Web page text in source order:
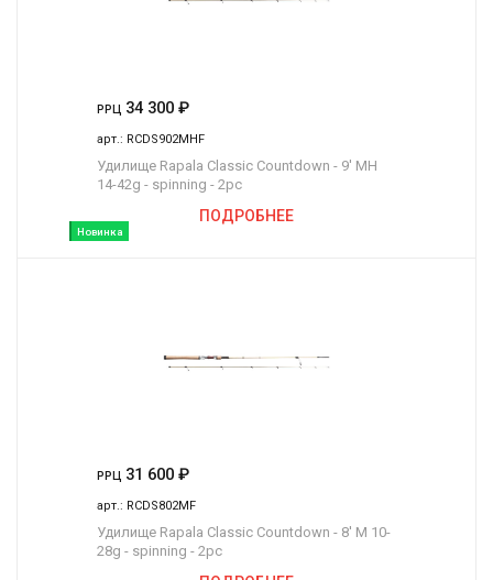
Новинка
РРЦ 34 300 ₽
арт.: RCDS902MHF
Удилище Rapala Classic Countdown - 9' MH
14-42g - spinning - 2pc
ПОДРОБНЕЕ
РРЦ 31 600 ₽
арт.: RCDS802MF
Удилище Rapala Classic Countdown - 8' M 10-
28g - spinning - 2pc